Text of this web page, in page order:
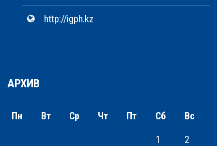
http://igph.kz
АРХИВ
Пн Вт Ср Чт Пт Сб Вс
1 2